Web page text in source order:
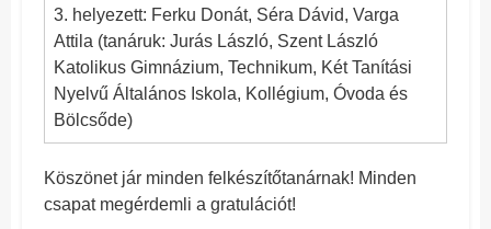
3. helyezett: Ferku Donát, Séra Dávid, Varga
Attila (tanáruk: Jurás László, Szent László
Katolikus Gimnázium, Technikum, Két Tanítási
Nyelvű Általános Iskola, Kollégium, Óvoda és
Bölcsőde)
Köszönet jár minden felkészítőtanárnak! Minden
csapat megérdemli a gratulációt!